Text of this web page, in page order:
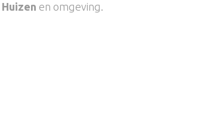
Huizen en omgeving.